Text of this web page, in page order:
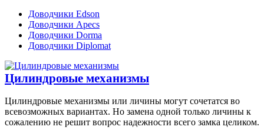
Доводчики Edson
Доводчики Apecs
Доводчики Dorma
Доводчики Diplomat
Цилиндровые механизмы
Цилиндровые механизмы или личины могут сочетатся во
всевозможных вариантах. Но замена одной только личины к
сожалению не решит вопрос надежности всего замка целиком.